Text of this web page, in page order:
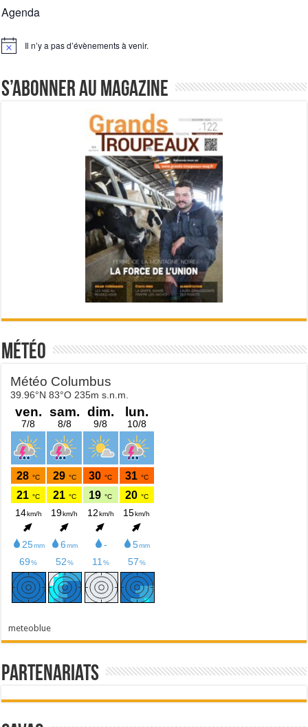
Agenda
Notice Il n’y a pas d’évènements à venir.
S’abonner au magazine
Météo
meteoblue
Partenariats